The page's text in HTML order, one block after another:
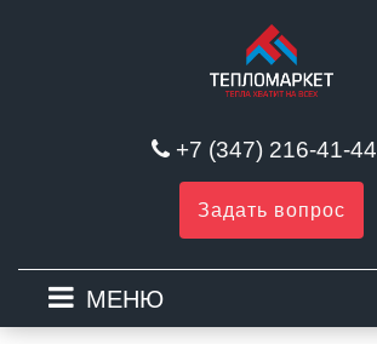
+7 (347) 216-41-44
Задать вопрос
МЕНЮ